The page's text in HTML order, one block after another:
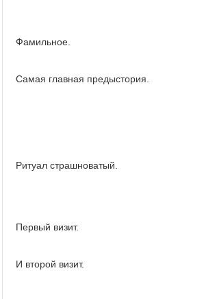
Фамильное.
Самая главная предыстория.
Ритуал страшноватый.
Первый визит.
И второй визит.